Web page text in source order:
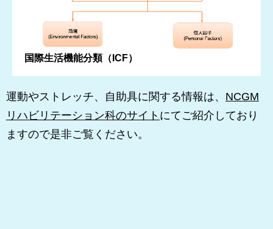
国際生活機能分類（ICF）
運動やストレッチ、自助具に関する情報は、 NCGM
リハビリテーション科のサイト にてご紹介しており
ますので是非ご覧ください。